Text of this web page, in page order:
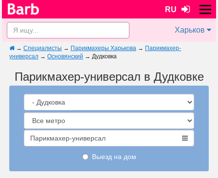
RU
Харьков
→ Специалисты → Парикмахеры Харькова → Парикмахер-
универсал → Основянский → Дудковка
Парикмахер-универсал в Дудковке
Парикмахер-универсал
Выезд на дом